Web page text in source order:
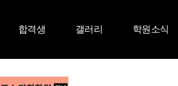
합격생 갤러리 학원소식